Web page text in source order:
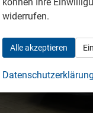
widerrufen.
Alle akzeptieren
Datenschutzerklärung